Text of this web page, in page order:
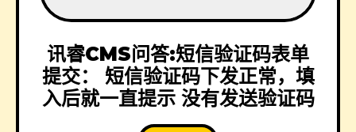
讯睿CMS问答:短信验证码表单
提交： 短信验证码下发正常，填
入后就一直提示 没有发送验证码